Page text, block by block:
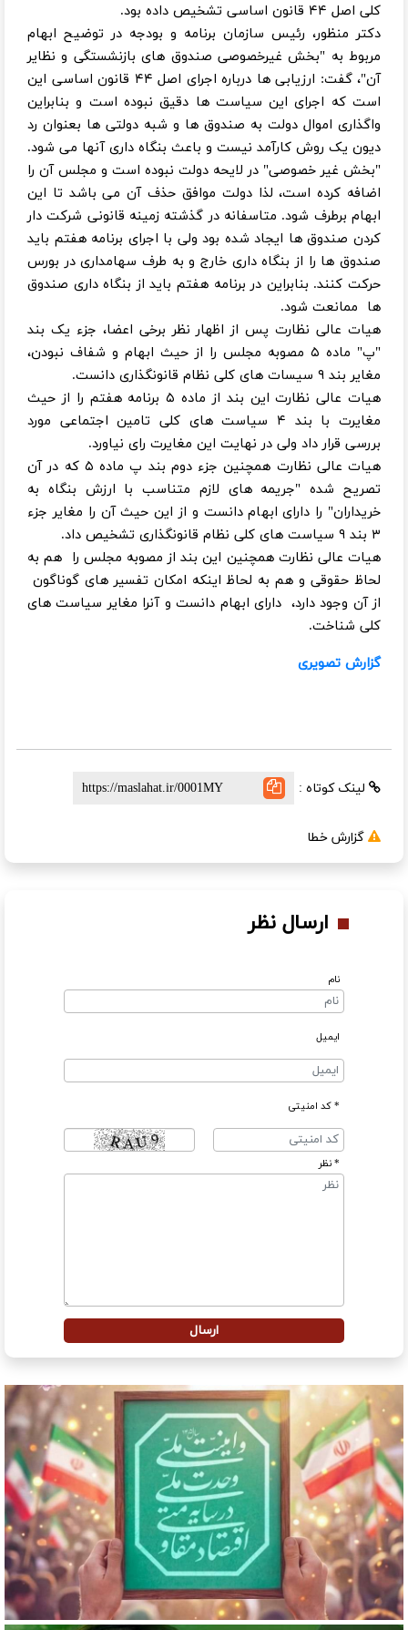
کلی اصل ۴۴ قانون اساسی تشخیص داده بود.
دکتر منظور، رئیس سازمان برنامه و بودجه در توضیح ابهام
مربوط به "بخش غیرخصوصی صندوق های بازنشستگی و نظایر
آن"، گفت: ارزیابی ها درباره اجرای اصل ۴۴ قانون اساسی این
است که اجرای این سیاست ها دقیق نبوده است و بنابراین
واگذاری اموال دولت به صندوق ها و شبه دولتی ها بعنوان رد
دیون یک روش کارآمد نیست و باعث بنگاه داری آنها می شود.
"بخش غیر خصوصی" در لایحه دولت نبوده است و مجلس آن را
اضافه کرده است، لذا دولت موافق حذف آن می باشد تا این
ابهام برطرف شود. متاسفانه در گذشته زمینه قانونی شرکت دار
کردن صندوق ها ایجاد شده بود ولی با اجرای برنامه هفتم باید
صندوق ها را از بنگاه داری خارج و به طرف سهامداری در بورس
حرکت کنند. بنابراین در برنامه هفتم باید از بنگاه داری صندوق
ها ممانعت شود.
هیات عالی نظارت پس از اظهار نظر برخی اعضا، جزء یک بند
"پ" ماده ۵ مصوبه مجلس را از حیث ابهام و شفاف نبودن،
مغایر بند ۹ سیسات های کلی نظام قانونگذاری دانست.
هیات عالی نظارت این بند از ماده ۵ برنامه هفتم را از حیث
مغایرت با بند ۴ سیاست های کلی تامین اجتماعی مورد
بررسی قرار داد ولی در نهایت این مغایرت رای نیاورد.
هیات عالی نظارت همچنین جزء دوم بند پ ماده ۵ که در آن
تصریح شده "جریمه های لازم متناسب با ارزش بنگاه به
خریداران" را دارای ابهام دانست و از این حیث آن را مغایر جزء
۳ بند ۹ سیاست های کلی نظام قانونگذاری تشخیص داد.
هیات عالی نظارت همچنین این بند از مصوبه مجلس را هم به
لحاظ حقوقی و هم به لحاظ اینکه امکان تفسیر های گوناگون
از آن وجود دارد، دارای ابهام دانست و آنرا مغایر سیاست های
کلی شناخت.
گزارش تصویری
لینک کوتاه :
گزارش خطا
ارسال نظر
نام
ایمیل
* کد امنیتی
* نظر